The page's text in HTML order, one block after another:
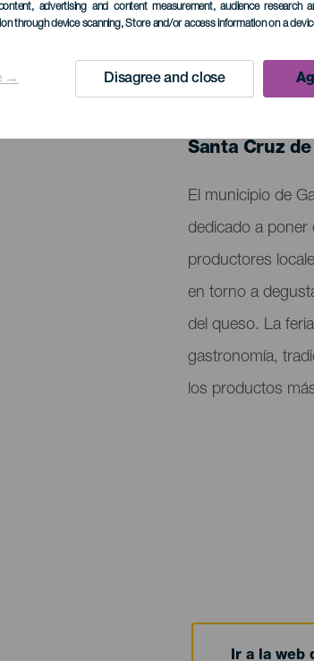
advertising and content measurement, audience research
through device scanning, Store and/or access information on a
→ Disagree and closeEVENTO PASADO
Localidad
Santa Cruz
Descripción
del
evento
El municipio de
dedicado a poner
productores
en torno a
del queso. La
gastronomía,
los productos
Ir a la web